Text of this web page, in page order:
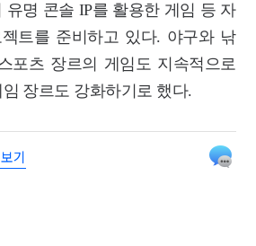
유명 콘솔 IP를 활용한 게임 등 자
트를 준비하고 있다. 야구와 낚
포츠 장르의 게임도 지속적으로
장르도 강화하기로 했다.
기